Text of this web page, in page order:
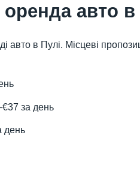
авто в
в Пулі. Місцеві
за день
день